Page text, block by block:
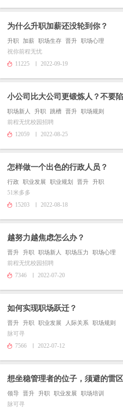
为什么升职加薪还没轮到你？
升职 加薪 职场生存 晋升 职场心理
祝你前程无忧
11225
2022-09-19
小公司比大公司更锻炼人？不要
职场新人 升职 跳槽 晋升 职场规则
前程无忧校园招聘
12059
2022-08-25
怎样做一个出色的行政人员？
行政 职业发展 职业规划 晋升
升职
51米多多
15203
2022-08-18
越努力越焦虑怎么办？
晋升 升职 职场新人 职场压力
职场心理
前程无忧校园招聘
7346
2022-07-20
如何实现职场跃迁？
晋升 升职 职业发展 人际关系 职场规则
脉可寻
7566
2022-07-12
想坐稳管理者的位子，须避的雷
领导 晋升 升职 职业发展
职场培训
脉可寻